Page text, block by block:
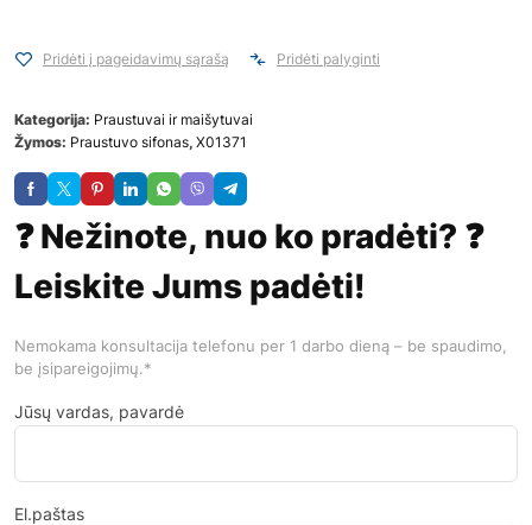
Pridėti į pageidavimų sąrašą Pridėti palyginti
Kategorija: Praustuvai ir maišytuvai
Žymos: Praustuvo sifonas, X01371
❓ Nežinote, nuo ko pradėti? ❓
Leiskite Jums padėti!
Nemokama konsultacija telefonu per 1 darbo dieną – be spaudimo,
be įsipareigojimų.*
Jūsų vardas, pavardė
El.paštas